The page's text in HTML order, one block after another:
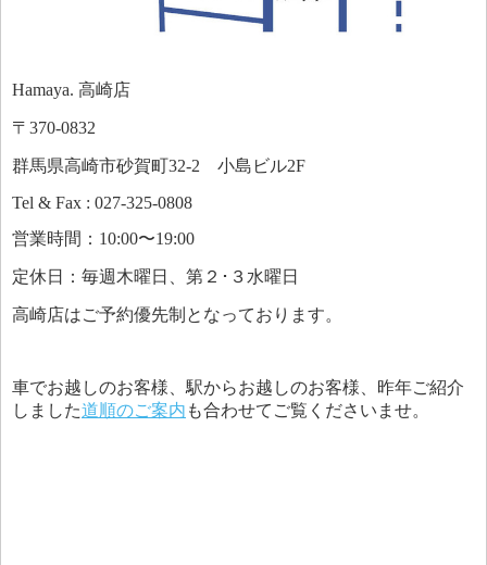
Hamaya. 高崎店
〒370-0832
群馬県高崎市砂賀町32-2 小島ビル2F
Tel & Fax : 027-325-0808
営業時間：10:00〜19:00
定休日：毎週木曜日、第２･３水曜日
高崎店はご予約優先制となっております。
車でお越しのお客様、駅からお越しのお客様、昨年ご紹介
しました道順のご案内 も合わせてご覧くださいませ。